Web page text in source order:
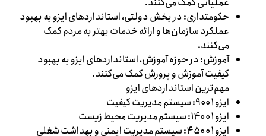
حکومتداری: در بخش دولتی، استانداردهای ایزو به بهبود
عملکرد سازمان‌ها و ارائه خدمات بهتر به مردم کمک
می‌کنند.
آموزش: در حوزه آموزش، استانداردهای ایزو به بهبود
کیفیت آموزش و پرورش کمک می‌کنند.
مهم‌ترین استانداردهای ایزو
ایزو ۹۰۰۱: سیستم مدیریت کیفیت
ایزو ۱۴۰۰۱: سیستم مدیریت محیط زیست
ایزو ۴۵۰۰۱: سیستم مدیریت ایمنی و بهداشت شغلی